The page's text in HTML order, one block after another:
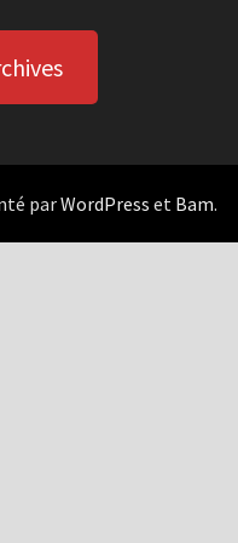
parWordPress et Bam.